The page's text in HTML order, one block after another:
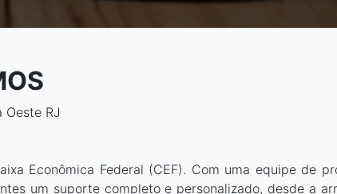
Oeste RJ
Econômica Federal (CEF). Com uma equipe de
um suporte completo e personalizado, desde a